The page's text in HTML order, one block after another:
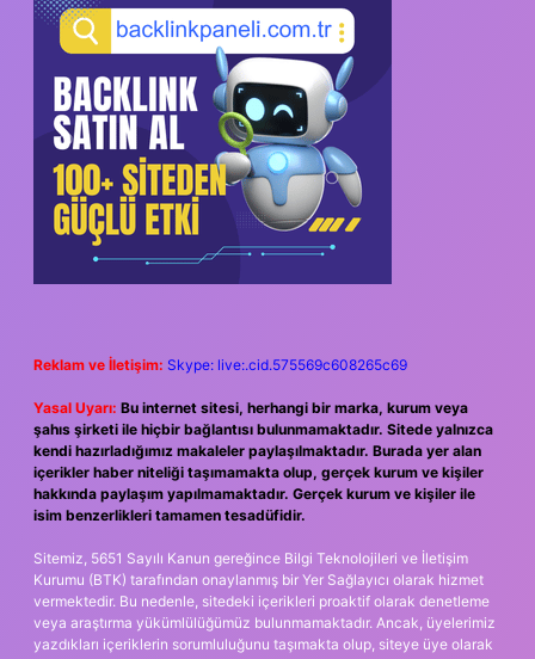
Reklam ve İletişim: Skype: live:.cid.575569c608265c69
Yasal Uyarı: Bu internet sitesi, herhangi bir marka, kurum veya
şahıs şirketi ile hiçbir bağlantısı bulunmamaktadır. Sitede yalnızca
kendi hazırladığımız makaleler paylaşılmaktadır. Burada yer alan
içerikler haber niteliği taşımamakta olup, gerçek kurum ve kişiler
hakkında paylaşım yapılmamaktadır. Gerçek kurum ve kişiler ile
isim benzerlikleri tamamen tesadüfidir.
Sitemiz, 5651 Sayılı Kanun gereğince Bilgi Teknolojileri ve İletişim
Kurumu (BTK) tarafından onaylanmış bir Yer Sağlayıcı olarak hizmet
vermektedir. Bu nedenle, sitedeki içerikleri proaktif olarak denetleme
veya araştırma yükümlülüğümüz bulunmamaktadır. Ancak, üyelerimiz
yazdıkları içeriklerin sorumluluğunu taşımakta olup, siteye üye olarak